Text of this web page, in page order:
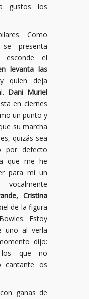
gustos los
Como
presenta
esconde el
levanta las
quien deja
Dani Muriel
en ciernes
un punto y
su marcha
quizás sea
por defecto
que me he
para mí un
vocalmente
Cristina
de la figura
Estoy
uno al verla
dijo:
los que no
cantante os
ganas de